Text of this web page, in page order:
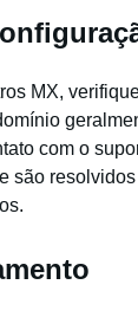
MX,
com o
são